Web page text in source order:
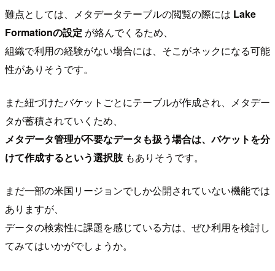
難点としては、メタデータテーブルの閲覧の際には Lake
Formationの設定 が絡んでくるため、
組織で利用の経験がない場合には、そこがネックになる可能
性がありそうです。
また紐づけたバケットごとにテーブルが作成され、メタデー
タが蓄積されていくため、
メタデータ管理が不要なデータも扱う場合は、バケットを分
けて作成するという選択肢 もありそうです。
まだ一部の米国リージョンでしか公開されていない機能では
ありますが、
データの検索性に課題を感じている方は、ぜひ利用を検討し
てみてはいかがでしょうか。